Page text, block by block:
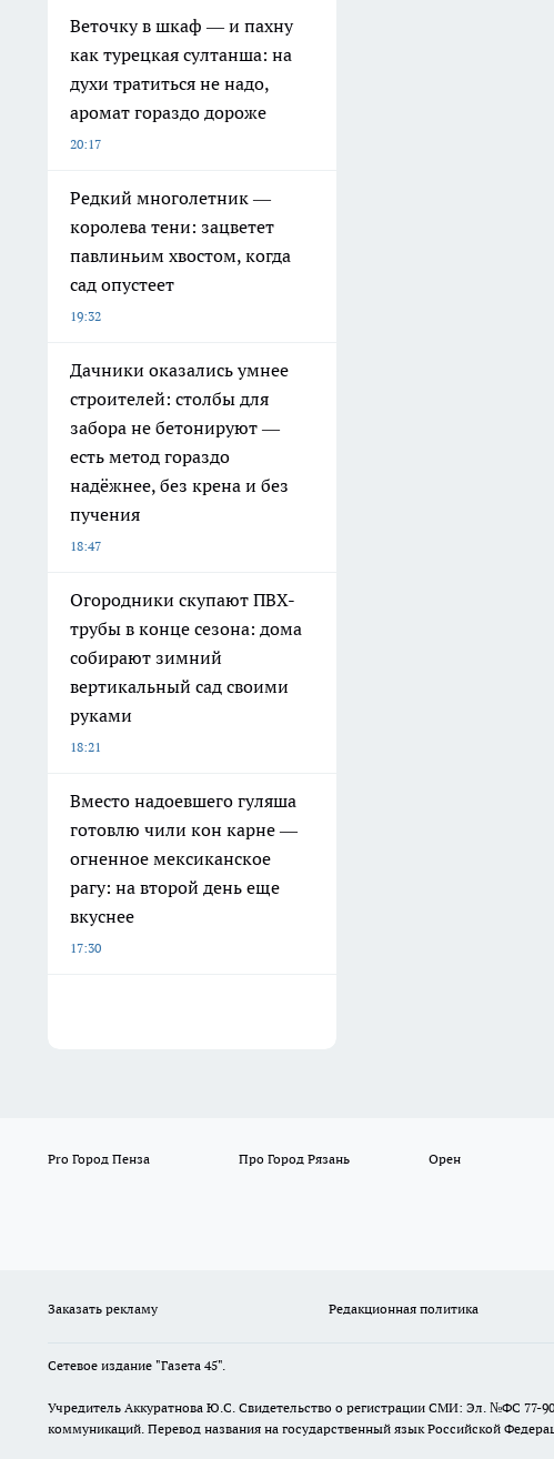
Веточку в шкаф — и пахну
как турецкая султанша: на
духи тратиться не надо,
аромат гораздо дороже
20:17
Редкий многолетник —
королева тени: зацветет
павлиньим хвостом, когда
сад опустеет
19:32
Дачники оказались умнее
строителей: столбы для
забора не бетонируют —
есть метод гораздо
надёжнее, без крена и без
пучения
18:47
Огородники скупают ПВХ-
трубы в конце сезона: дома
собирают зимний
вертикальный сад своими
руками
18:21
Вместо надоевшего гуляша
готовлю чили кон карне —
огненное мексиканское
рагу: на второй день еще
вкуснее
17:30
Pro Город Пенза Про Город Рязань Орен
Заказать рекламу Редакционная политика
Сетевое издание "Газета 45".
Учредитель Аккуратнова Ю.С. Свидетельство о регистрации СМИ: Эл. №ФС 77-
коммуникаций. Перевод названия на государственный язык Российской